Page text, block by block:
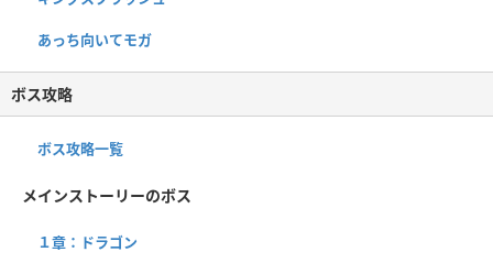
あっち向いてモガ
ボス攻略
ボス攻略一覧
メインストーリーのボス
１章：ドラゴン